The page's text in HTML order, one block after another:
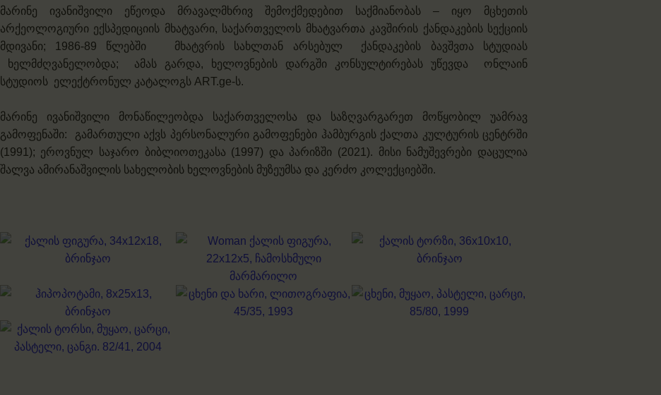
მარინე ივანიშვილი ეწეოდა მრავალმხრივ შემოქმედებით საქმიანობას – იყო მცხეთის
არქეოლოგიური ექსპედიციის მხატვარი, საქართველოს მხატვართა კავშირის ქანდაკების სექციის
მდივანი; 1986-89 წლებში მხატვრის სახლთან არსებულ ქანდაკების ბავშვთა სტუდიას
ხელმძღვანელობდა; ამას გარდა, ხელოვნების დარგში კონსულტირებას უწევდა ონლაინ
სტუდიოსელექტრონულ კატალოგს ART.ge-ს.
მარინე ივანიშვილი მონაწილეობდა საქართველოსა და საზღვარგარეთ მოწყობილ უამრავ
გამოფენაში: გამართული აქვს პერსონალური გამოფენები ჰამბურგის ქალთა კულტურის ცენტრში
(1991); ეროვნულ საჯარო ბიბლიოთეკასა (1997) და პარიზში (2021). მისი ნამუშევრები დაცულია
შალვა ამირანაშვილის სახელობის ხელოვნების მუზეუმსა და კერძო კოლექციებში.